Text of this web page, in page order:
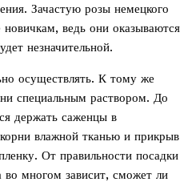
Зачастую розы немецкого
ведь они оказываются
незначительной.
осуществлять. К тому же
специальным раствором. До
держать саженцы в
влажной тканью и прикрыв
От правильности посадки
во многом зависит, сможет ли